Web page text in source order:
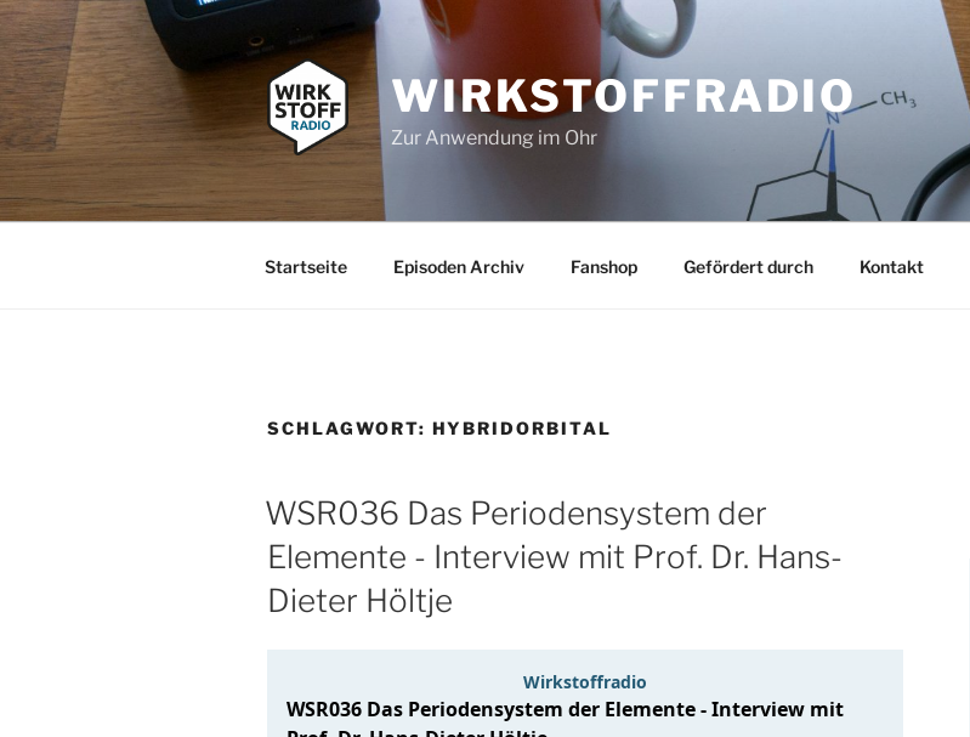
Zum
Inhalt
springen
WIRKSTOFFRADIO
Zur Anwendung im Ohr
Startseite Episoden Archiv Fanshop Gefördert durch Kontakt
SCHLAGWORT: HYBRIDORBITAL
WSR036 Das Periodensystem der
Elemente - Interview mit Prof. Dr. Hans-
Dieter Höltje